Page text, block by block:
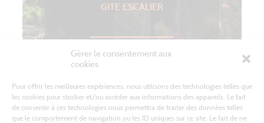
Gérer le consentement aux
cookies
Pour offrir les meilleures expériences, nous utilisons des technologies telles que
les cookies pour stocker et/ou accéder aux informations des appareils. Le fait
de consentir à ces technologies nous permettra de traiter des données telles
que le comportement de navigation ou les ID uniques sur ce site. Le fait de ne
GITE ESCALIER
VIALAS
Meublés
EN SAVOIR PLUS